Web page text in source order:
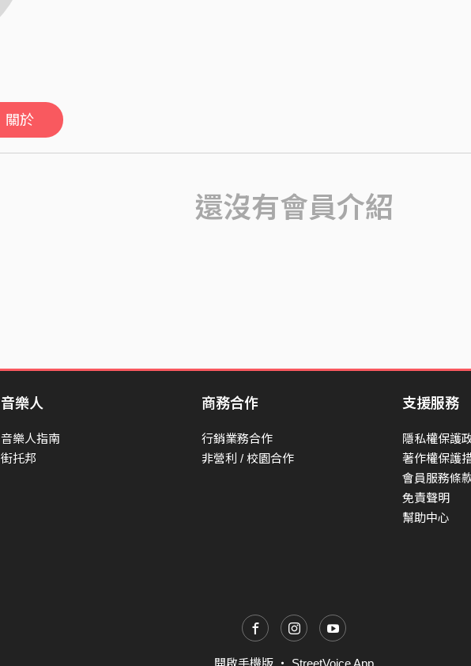
關於
還沒有會員介紹
音樂人
音樂人指南
街托邦
商務合作
行銷業務合作
非營利 / 校園合作
支援服務
隱私權保護
著作權保護
會員服務條
免責聲明
幫助中心
開啟手機版 ・ StreetVoice App